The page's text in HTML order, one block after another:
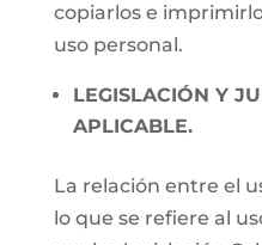
copiarlos e
uso personal.
LEGISLACIÓN Y
APLICABLE.
La relación entre el
lo que se refiere al